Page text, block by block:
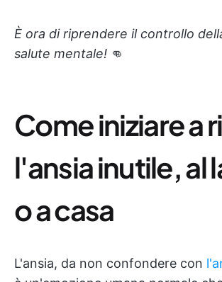
È ora di riprendere il controllo
salute mentale! 👊
Come iniziare a
l'ansia inutile, al
o a casa
L'ansia, da non confondere con